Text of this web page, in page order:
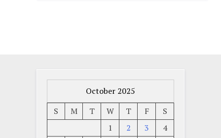
October 2025
S
M T W T F
S
1
2 3 4